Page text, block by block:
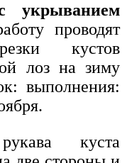
укрыванием
проводят
кустов
лоз на зиму
выполнения:
куста